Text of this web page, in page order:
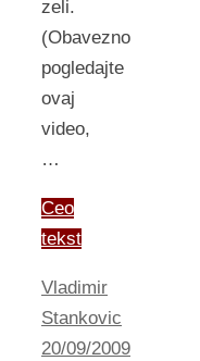
zeli.
(Obavezno
pogledajte
ovaj
video,
…
Ceo
tekst
Vladimir
Stankovic
20/09/2009